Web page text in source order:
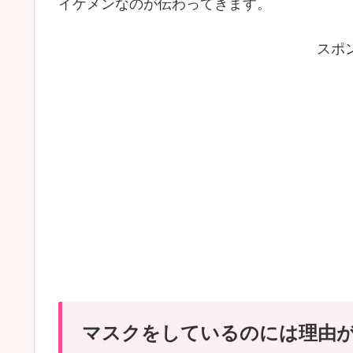
イケメンなのが伝わってきます。
スポ
マスクをしているのには理由